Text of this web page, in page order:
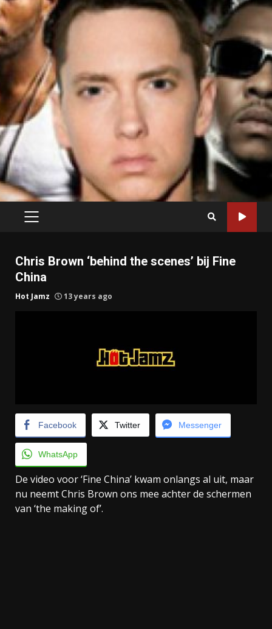
PRIMARY
Chris Brown ‘behind the scenes’ bij Fine
China
Hot Jamz 13 years ago
Facebook Twitter Messenger
WhatsApp
De video voor ‘Fine China’ kwam onlangs al uit, maar
nu neemt Chris Brown ons mee achter de schermen
van ‘the making of’.